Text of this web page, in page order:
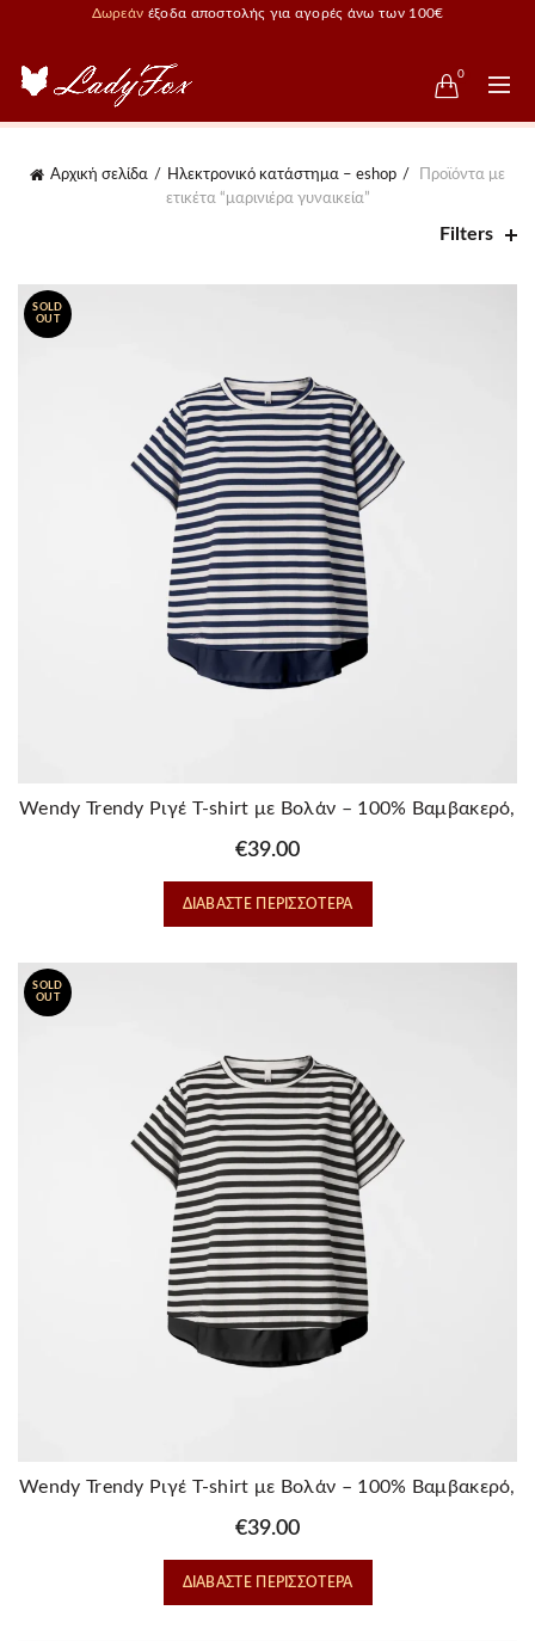
Δωρεάν έξοδα αποστολής για αγορές άνω των 100€
0
Αρχική σελίδα Ηλεκτρονικό κατάστημα – eshop
Προϊόντα με
ετικέτα “μαρινιέρα γυναικεία”
Filters
SOLD
OUT
Wendy Trendy Ριγέ T-shirt με Βολάν – 100% Βαμβακερό,
€39.00
ΔΙΑΒΆΣΤΕ ΠΕΡΙΣΣΌΤΕΡΑ
SOLD
OUT
Wendy Trendy Ριγέ T-shirt με Βολάν – 100% Βαμβακερό,
€39.00
ΔΙΑΒΆΣΤΕ ΠΕΡΙΣΣΌΤΕΡΑ